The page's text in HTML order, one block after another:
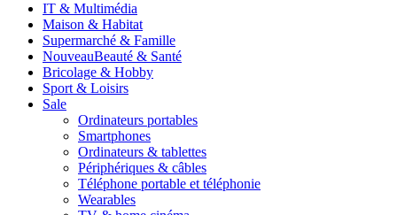
IT & Multimédia
Maison & Habitat
Supermarché & Famille
NouveauBeauté & Santé
Bricolage & Hobby
Sport & Loisirs
Sale
Ordinateurs portables
Smartphones
Ordinateurs & tablettes
Périphériques & câbles
Téléphone portable et téléphonie
Wearables